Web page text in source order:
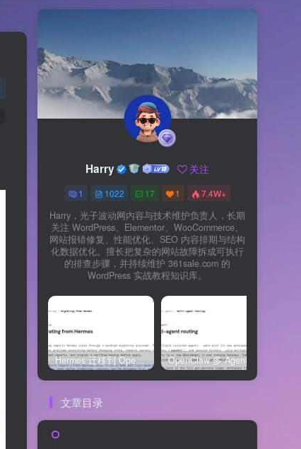
Harry 关注
1 1022 17 1 7.4W+
Harry，光子波动网内容与技术维护负责人，长期
关注 WordPress、Elementor、WooCommerce、
网站报错修复、性能优化、SEO 内容排期与结构
化数据优化。擅长把复杂的网站故障拆成可执行
的排查步骤，并持续维护 361sale.com 的
WordPress 实战教程知识库。
Hermes 迁移到 OpenClaw 上线清单：频道、定时任务、权限和回滚一次检查
文章目录